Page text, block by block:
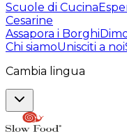
Scuole di Cucina
Cesarine
Assapora i Borghi
Chi siamoUnisciti a noi
Cambia lingua